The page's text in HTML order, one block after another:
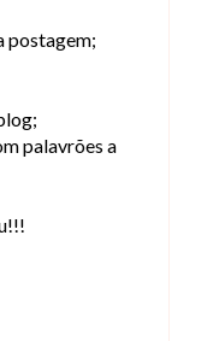
postagem;
palavrões a